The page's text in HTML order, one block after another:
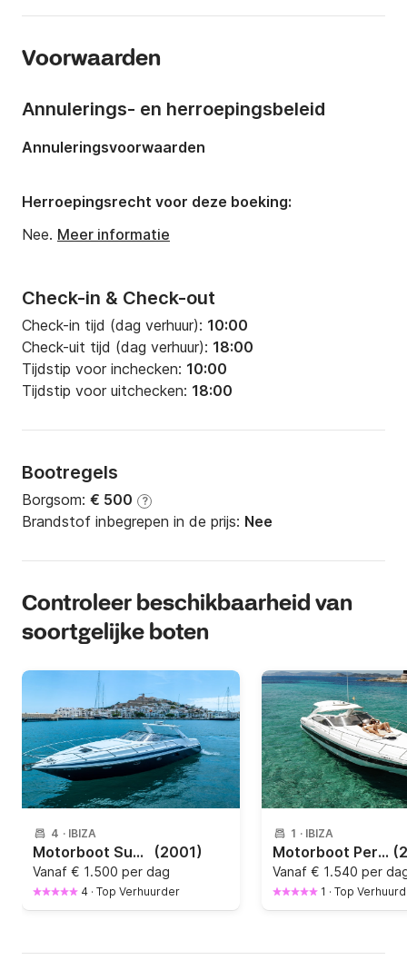
Capaciteit aan boord:
Voorwaarden
Check-in & Check-out
Check-in tijd (dag verhuur): 10:00
Check-uit tijd (dag verhuur): 18:00
Tijdstip voor inchecken: 10:00
Tijdstip voor uitchecken: 18:00
Bootregels
Borgsom: € 500 ?
Brandstof inbegrepen in de prijs: Nee
Annulerings- en herroepingsbeleid
Annuleringsvoorwaarden
Herroepingsrecht voor deze boeking:
Nee. Meer informatie
Controleer beschikbaarheid van
soortgelijke boten
4 · IBIZA
Motorboot Sunseeker Camargue 46 (2001)
Vanaf € 1.500 per dag
4 · Top Verhuurder
1 · IBIZA
Motorboot Pershing Pershing 37 700pk
Vanaf € 1.540 per
1 · Top